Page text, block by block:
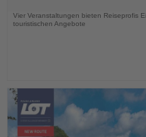
Vier Veranstaltungen bieten Reiseprofis
touristischen Angebote